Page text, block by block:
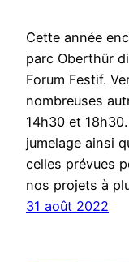
Cette année
parc Oberthür
Forum Festif.
nombreuses
14h30 et
jumelage ainsi
celles prévues
nos projets à
31 août 2022